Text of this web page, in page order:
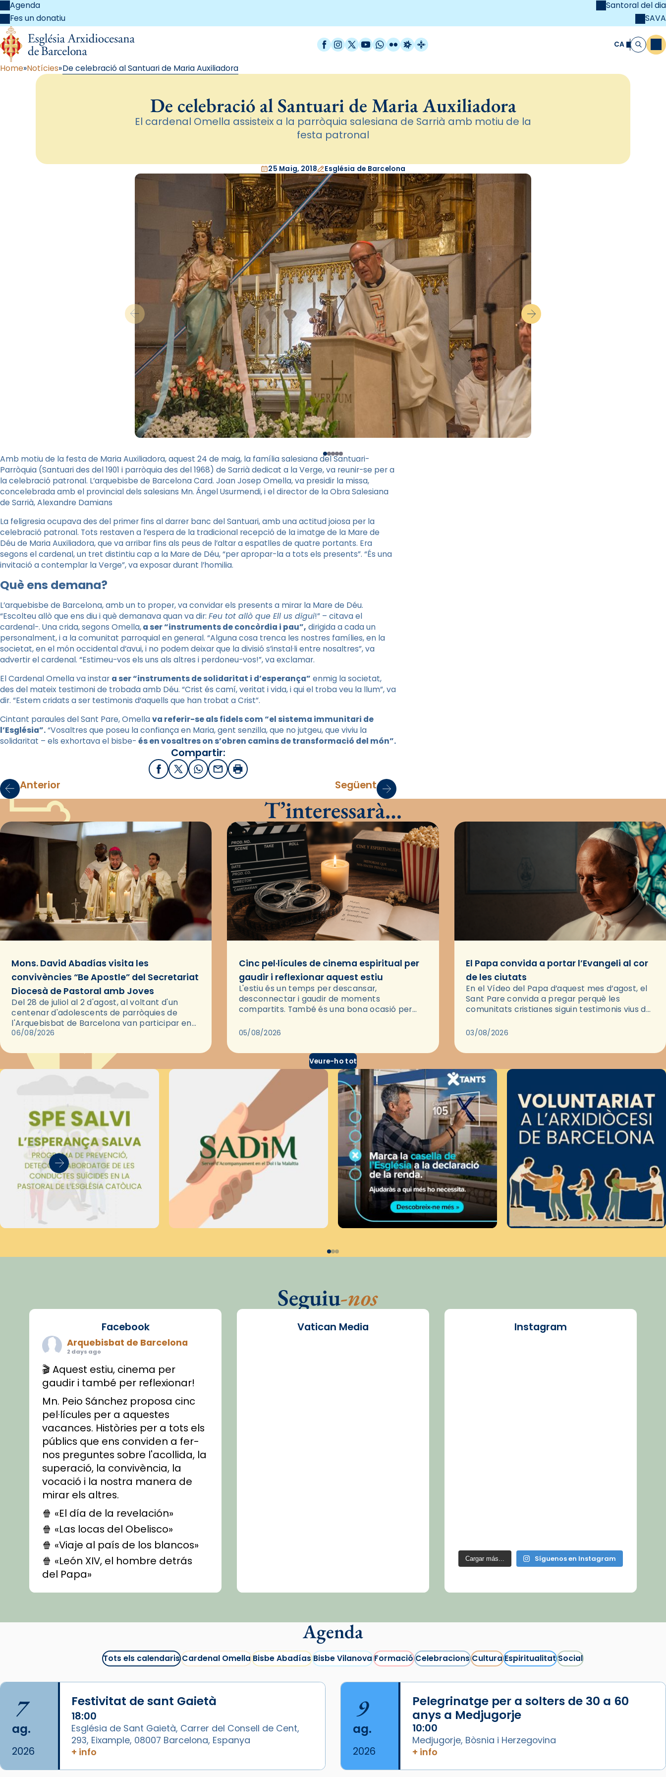
Agenda
Fes un donatiu
Santoral del dia
SAVA
Facebook
Instagram
X / Twitter
YouTube
WhatsApp
FlickrRadio Estel
Catalunya Cristiana CA Cerca
Home Notícies De celebració al Santuari de Maria Auxiliadora
De celebració al Santuari de Maria Auxiliadora
El cardenal Omella assisteix a la parròquia salesiana de Sarrià amb motiu de la
festa patronal
25 Maig, 2018 Església de Barcelona
Amb motiu de la festa de Maria Auxiliadora, aquest 24 de maig, la família salesiana del Santuari-
Parròquia (Santuari des del 1901 i parròquia des del 1968) de Sarrià dedicat a la Verge, va reunir-se per a
la celebració patronal. L’arquebisbe de Barcelona Card. Joan Josep Omella, va presidir la missa,
concelebrada amb el provincial dels salesians Mn. Ángel Usurmendi, i el director de la Obra Salesiana
de Sarrià, Alexandre Damians
La feligresia ocupava des del primer fins al darrer banc del Santuari, amb una actitud joiosa per la
celebració patronal. Tots restaven a l’espera de la tradicional recepció de la imatge de la Mare de
Déu de Maria Auxiliadora, que va arribar fins als peus de l’altar a espatlles de quatre portants. Era
segons el cardenal, un tret distintiu cap a la Mare de Déu, “per apropar-la a tots els presents”. “És una
invitació a contemplar la Verge”, va exposar durant l’homilia.
Què ens demana?
L’arquebisbe de Barcelona, amb un to proper, va convidar els presents a mirar la Mare de Déu.
“Escolteu allò que ens diu i què demanava quan va dir: Feu tot allò que Ell us digui!” – citava el
cardenal-. Una crida, segons Omella,a ser “instruments de concòrdia i pau”, dirigida a cada un
personalment, i a la comunitat parroquial en general. “Alguna cosa trenca les nostres famílies, en la
societat, en el món occidental d’avui, i no podem deixar que la divisió s’instal·li entre nosaltres”, va
advertir el cardenal. “Estimeu-vos els uns als altres i perdoneu-vos!”, va exclamar.
El Cardenal Omella va instar a ser “instruments de solidaritat i d’esperança” enmig la societat,
des del mateix testimoni de trobada amb Déu. “Crist és camí, veritat i vida, i qui el troba veu la llum”, va
dir. “Estem cridats a ser testimonis d’aquells que han trobat a Crist”.
Cintant paraules del Sant Pare, Omellava referir-se als fidels com “el sistema immunitari de
l’Església”.“Vosaltres que poseu la confiança en Maria, gent senzilla, que no jutgeu, que viviu la
solidaritat – els exhortava el bisbe- és en vosaltres on s’obren camins de transformació del món”.
Compartir:
FacebookX / Twitter
WhatsApp
EmailImprimir
Anterior Següent
T’interessarà…
Mons. David Abadías visita les
convivències “Be Apostle” del Secretariat
Diocesà de Pastoral amb Joves
Del 28 de juliol al 2 d'agost, al voltant d'un
centenar d'adolescents de parròquies de
l'Arquebisbat de Barcelona van participar en
les convivències Be Apostle, organitzades pel
06/08/2026
Cinc pel·lícules de cinema espiritual per
gaudir i reflexionar aquest estiu
L'estiu és un temps per descansar,
desconnectar i gaudir de moments
compartits. També és una bona ocasió per
través del cinema, reflexionar sobre les…
05/08/2026
El Papa convida a portar l’Evangeli al cor
de les ciutats
En el Vídeo del Papa d’aquest mes d’agost, el
Sant Pare convida a pregar perquè les
comunitats cristianes siguin testimonis vius de
pregària, el…
03/08/2026
Veure-ho tot
Seguiu-nos
Facebook
Arquebisbat de Barcelona
2 days ago
🎬 Aquest estiu, cinema per
gaudir i també per reflexionar!
Mn. Peio Sánchez proposa cinc
pel·lícules per a aquestes
vacances. Històries per a tots els
públics que ens conviden a fer-
nos preguntes sobre l'acollida, la
superació, la convivència, la
vocació i la nostra manera de
mirar els altres.
🍿 «El día de la revelación»
🍿 «Las locas del Obelisco»
🍿 «Viaje al país de los blancos»
🍿 «León XIV, el hombre detrás
del Papa»
🍿 «Las ovejas detectives»
recomanacions i prepara una
#CinemaEspiritualitual
@cinemaspiritcat
Imatge: Generada amb IA
(OpenAI)
Video
View on Facebook · Share
Arquebisbat de Barcelona
Vatican Media Instagram
Cargar más... Síguenos en Instagram
Agenda
Tots els calendarisCardenal OmellaBisbe AbadíasBisbe VilanovaFormacióCelebracionsCulturaEspiritualitatSocial
7
ag.
2026
Festivitat de sant Gaietà
18:00
Església de Sant Gaietà, Carrer del Consell de Cent,
293, Eixample, 08007 Barcelona, Espanya
+ info
9
ag.
2026
Pelegrinatge per a solters de 30 a 60
anys a Medjugorje
10:00
Medjugorje, Bòsnia i Herzegovina
+ info